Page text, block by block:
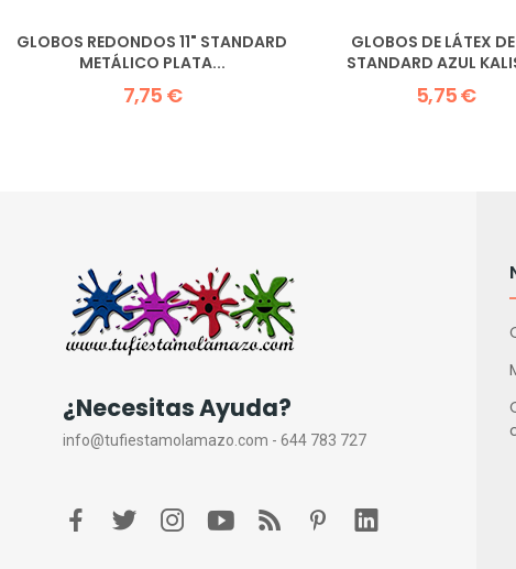
GLOBOS REDONDOS 11" STANDARD
METÁLICO PLATA...
7,75 €
GLOBOS DE LÁTEX
STANDARD AZUL
5,75 €
¿Necesitas Ayuda?
info@tufiestamolamazo.com - 644 783 727